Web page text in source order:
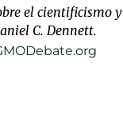
el cientificismo y
C. Dennett.